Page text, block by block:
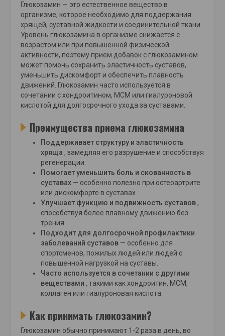
Глюкозамин — это естественное вещество в
организме, которое необходимо для поддержания
хрящей, суставной жидкости и соединительной ткани.
Уровень глюкозамина в организме снижается с
возрастом или при повышенной физической
активности, поэтому прием добавок с глюкозамином
может помочь сохранить эластичность суставов,
уменьшить дискомфорт и обеспечить плавность
движений. Глюкозамин часто используется в
сочетании с хондроитином, МСМ или гиалуроновой
кислотой для долгосрочного ухода за суставами.
Преимущества приема глюкозамина
Поддерживает структуру и эластичность
хряща , замедляя его разрушение и способствуя
регенерации.
Помогает уменьшить боль и скованность в
суставах — особенно полезно при остеоартрите
или дискомфорте в суставах.
Улучшает функцию и подвижность суставов ,
способствуя более плавному движению без
трения.
Подходит для долгосрочной профилактики
заболеваний суставов — особенно для
спортсменов, пожилых людей или людей с
повышенной нагрузкой на суставы.
Часто используется в сочетании с другими
веществами , такими как хондроитин, МСМ,
коллаген или гиалуроновая кислота.
Как принимать глюкозамин?
Глюкозамин обычно принимают 1-2 раза в день, во